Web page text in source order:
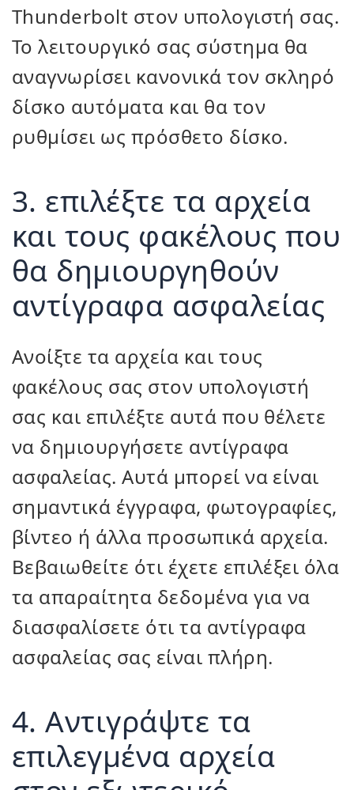
Thunderbolt στον υπολογιστή σας.
Το λειτουργικό σας σύστημα θα
αναγνωρίσει κανονικά τον σκληρό
δίσκο αυτόματα και θα τον
ρυθμίσει ως πρόσθετο δίσκο.
3. επιλέξτε τα αρχεία
και τους φακέλους που
θα δημιουργηθούν
αντίγραφα ασφαλείας
Ανοίξτε τα αρχεία και τους
φακέλους σας στον υπολογιστή
σας και επιλέξτε αυτά που θέλετε
να δημιουργήσετε αντίγραφα
ασφαλείας. Αυτά μπορεί να είναι
σημαντικά έγγραφα, φωτογραφίες,
βίντεο ή άλλα προσωπικά αρχεία.
Βεβαιωθείτε ότι έχετε επιλέξει όλα
τα απαραίτητα δεδομένα για να
διασφαλίσετε ότι τα αντίγραφα
ασφαλείας σας είναι πλήρη.
4. Αντιγράψτε τα
επιλεγμένα αρχεία